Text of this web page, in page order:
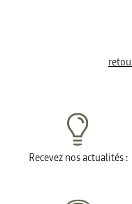
Recevez nos actualités :